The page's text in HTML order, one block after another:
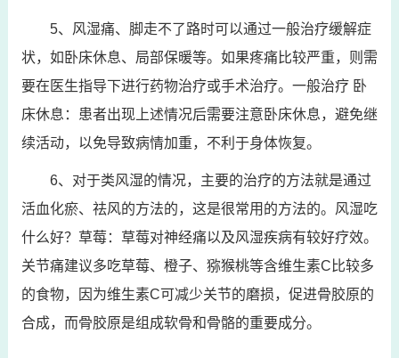
5、风湿痛、脚走不了路时可以通过一般治疗缓解症
状，如卧床休息、局部保暖等。如果疼痛比较严重，则需
要在医生指导下进行药物治疗或手术治疗。一般治疗 卧
床休息：患者出现上述情况后需要注意卧床休息，避免继
续活动，以免导致病情加重，不利于身体恢复。
6、对于类风湿的情况，主要的治疗的方法就是通过
活血化瘀、祛风的方法的，这是很常用的方法的。风湿吃
什么好？草莓：草莓对神经痛以及风湿疾病有较好疗效。
关节痛建议多吃草莓、橙子、猕猴桃等含维生素C比较多
的食物，因为维生素C可减少关节的磨损，促进骨胶原的
合成，而骨胶原是组成软骨和骨骼的重要成分。